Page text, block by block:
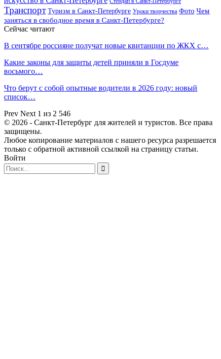
Транспорт Туризм в Санкт-Петербурге Уроки творчества Фото Чем
заняться в свободное время в Санкт-Петербурге?
Сейчас читают
В сентябре россияне получат новые квитанции по ЖКХ с…
Какие законы для защиты детей приняли в Госдуме
восьмого…
Что берут с собой опытные водители в 2026 году: новый
список…
Prev Next 1 из 2 546
© 2026 - Санкт-Петербург для жителей и туристов. Все права
защищены.
Любое копирование материалов с нашего ресурса разрешается
только с обратной активной ссылкой на страницу статьи.
Войти